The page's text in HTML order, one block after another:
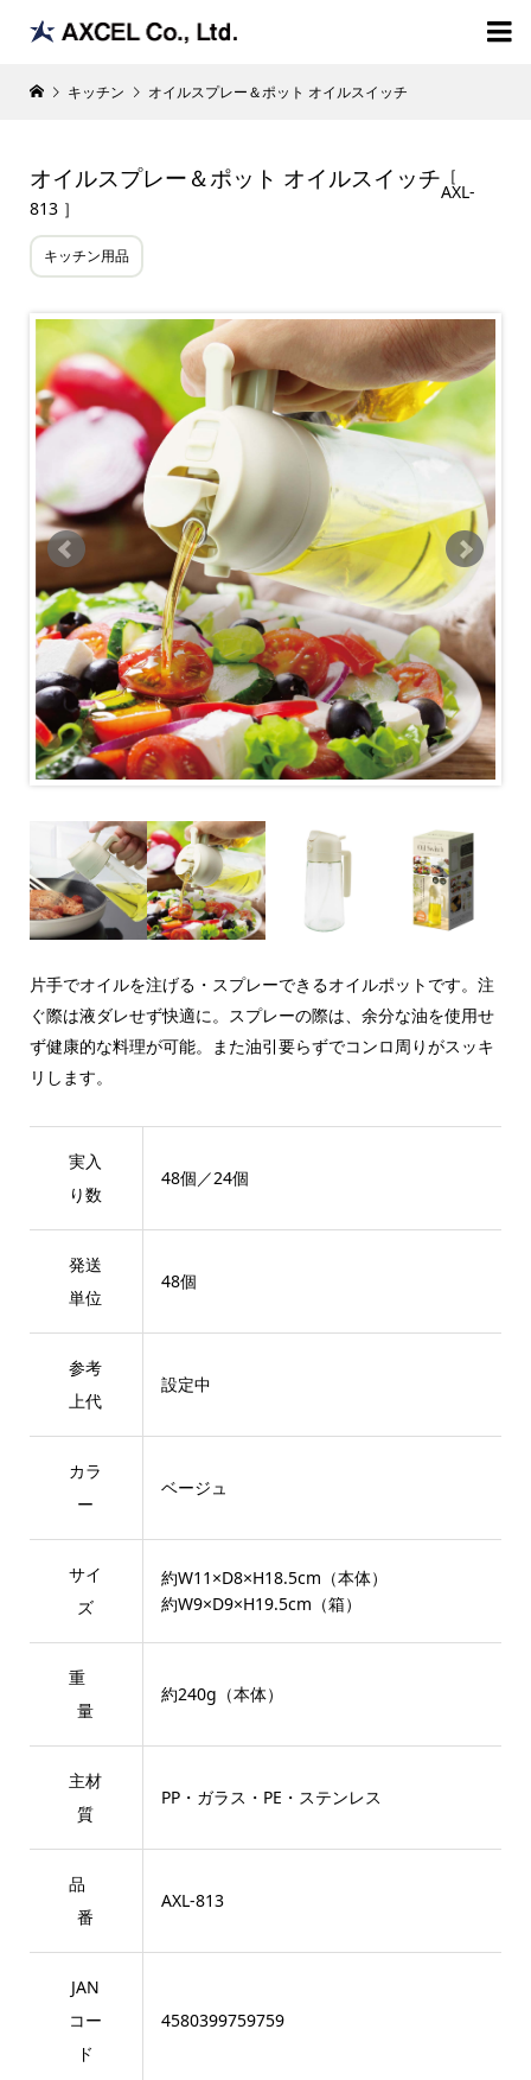

キッチン オイルスプレー＆ポット オイルスイッチ
オイルスプレー＆ポット オイルスイッチ ［
AXL-
813 ］
キッチン用品
片手でオイルを注げる・スプレーできるオイルポットです。注
ぐ際は液ダレせず快適に。スプレーの際は、余分な油を使用せ
ず健康的な料理が可能。また油引要らずでコンロ周りがスッキ
リします。
実入
り数
48個／24個
発送
単位
48個
参考
上代
設定中
カラ
ー
ベージュ
サイ
ズ
約W11×D8×H18.5cm（本体）
約W9×D9×H19.5cm（箱）
重
量
約240g（本体）
主材
質
PP・ガラス・PE・ステンレス
品
番
AXL-813
JAN
コー
ド
4580399759759